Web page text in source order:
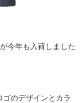
今年も入荷しました
のデザインとカラ